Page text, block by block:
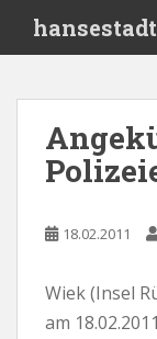
i
18.02.2011
Wiek (Insel
am